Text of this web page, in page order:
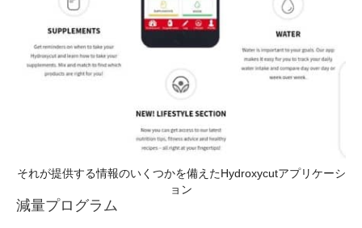
それが提供する情報のいくつかを備えたHydroxycutアプリケーシ
ョン
減量プログラム